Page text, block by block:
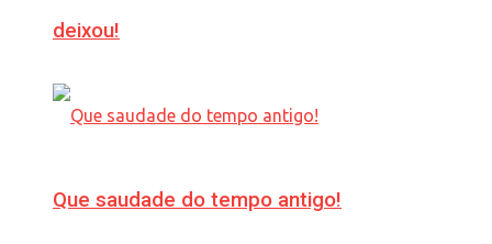
deixou!
Que saudade do tempo antigo!